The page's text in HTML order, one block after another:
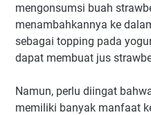
mengonsumsi buah
menambahkannya ke
sebagai topping pada
dapat membuat jus
Namun, perlu diingat
memiliki banyak manfaat